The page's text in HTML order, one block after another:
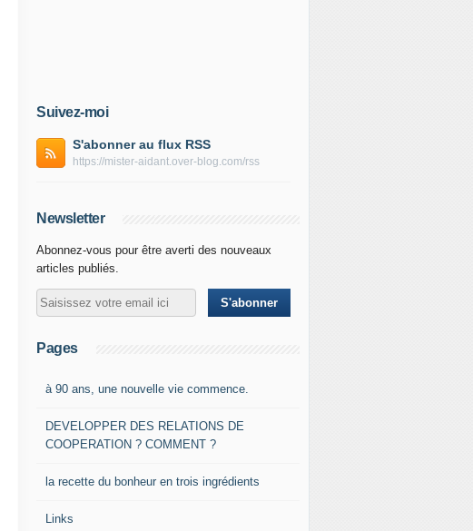
Suivez-moi
S'abonner au flux RSS
https://mister-aidant.over-blog.com/rss
Newsletter
Abonnez-vous pour être averti des nouveaux
articles publiés.
Pages
à 90 ans, une nouvelle vie commence.
DEVELOPPER DES RELATIONS DE
COOPERATION ? COMMENT ?
la recette du bonheur en trois ingrédients
Links